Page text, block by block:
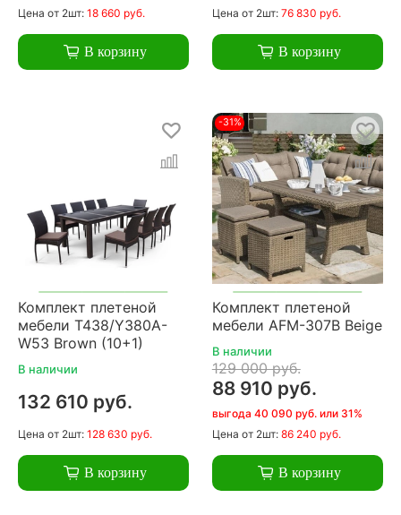
Цена от 2шт: 18 660 руб.
В корзину
Цена от 2шт: 76 830 руб.
В корзину
Комплект плетеной
мебели T438/Y380A-
W53 Brown (10+1)
В наличии
132 610 руб.
Цена от 2шт: 128 630 руб.
В корзину
-31%
Комплект плетеной
мебели AFM-307B Beige
В наличии
129 000 руб.
88 910 руб.
выгода 40 090 руб. или 31%
Цена от 2шт: 86 240 руб.
В корзину